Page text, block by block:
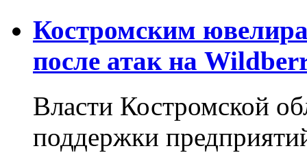
Костромским
после атак на
Власти Костромской
поддержки